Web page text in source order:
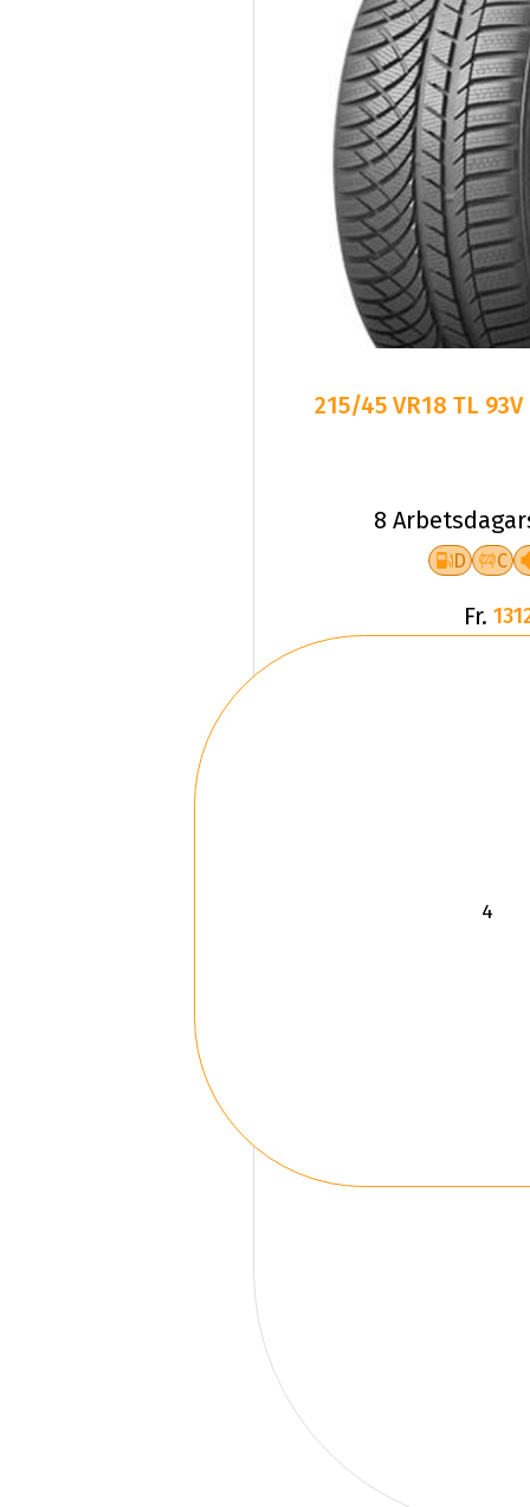
215/45 VR18 TL 93V
8
D C
Fr.